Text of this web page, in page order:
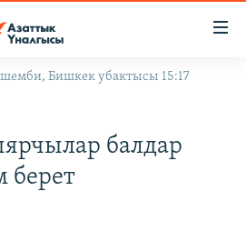
Бишкек убактысы 15:17
балдар
берет